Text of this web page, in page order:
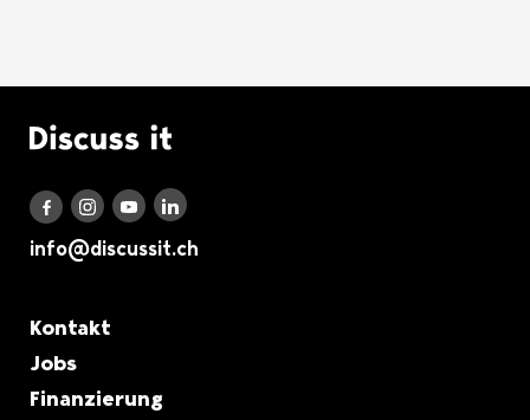
Logo Discuss it
Discuss it auf Facebook
Discuss it auf Instagram
Discuss it auf Youtube
Discuss it auf LinkedIn
info@discussit.ch
Metanavigation
Kontakt
Jobs
Finanzierung